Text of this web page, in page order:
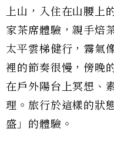
上山，入住在山腰上
家茶席體驗，親手焙
太平雲梯健行，霧氣
裡的節奏很慢，傍晚
在戶外陽台上冥想、
理。旅行於這樣的狀
盛」的體驗。